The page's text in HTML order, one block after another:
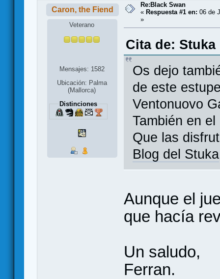
Caron, the Fiend
Veterano
Mensajes: 1582
Ubicación: Palma
(Mallorca)
Distinciones
Re:Black Swan
« Respuesta #1 en: 06 de
»
Cita de: Stuka
Os dejo
de este
Ventonuovo
También en el
Que las
Blog del Stuka
Aunque el
que hacía
Un saludo,
Ferran.